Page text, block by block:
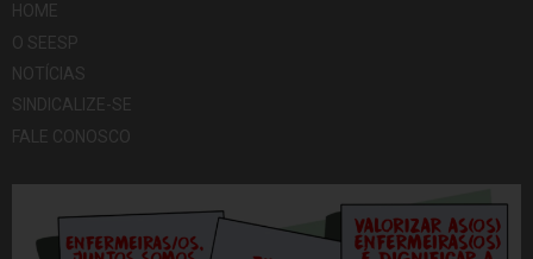
HOME
O SEESP
NOTÍCIAS
SINDICALIZE-SE
FALE CONOSCO